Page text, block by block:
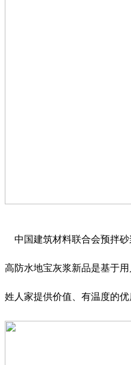
中国建筑材料联合会预拌
高防水地宝灰浆新品是基于
姓人家提供价值、有温度的优